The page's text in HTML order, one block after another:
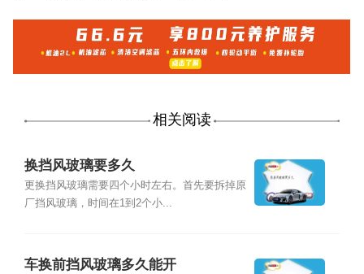
相关阅读
换挡风玻璃要多久
更换挡风玻璃需要四个小时左右。首先要拆掉原
厂挡风玻璃，时间在1到2个小...
车换前挡风玻璃多久能开